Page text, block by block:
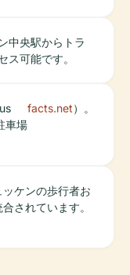
中央駅からトラ
ス可能です。
車場
facts.net）。
ケンの歩行者お
されています。